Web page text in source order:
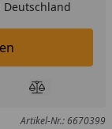
Deutschland
legen
Produkt
Artikel-Nr.: 6670399